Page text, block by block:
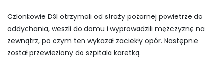
Członkowie DSI otrzymali od straży pożarnej powietrze do
oddychania, weszli do domu i wyprowadzili mężczyznę na
zewnątrz, po czym ten wykazał zaciekły opór. Następnie
został przewieziony do szpitala karetką.